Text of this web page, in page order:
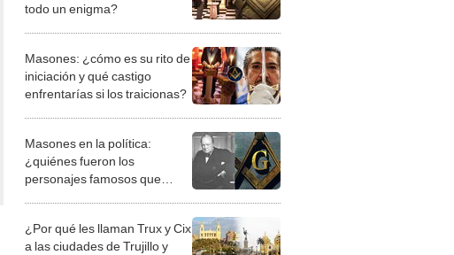
todo un enigma?
Masones: ¿cómo es su rito de
iniciación y qué castigo
enfrentarías si los traicionas?
Masones en la política:
¿quiénes fueron los
personajes famosos que
¿Por qué les llaman Trux y Cix
a las ciudades de Trujillo y